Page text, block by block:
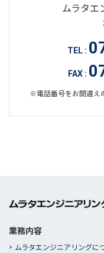
ムラタエ
TEL :
FAX :
※電話番号をお間違え
業務内容
ムラタエンジニアリングに